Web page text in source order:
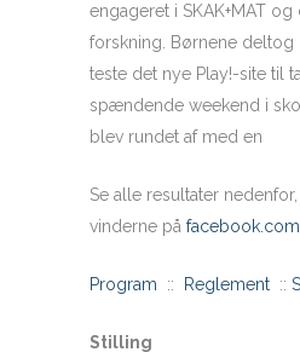
engageret i SKAK+MAT
forskning. Børnene deltog
teste det nye Play!-site til
spændende weekend i
blev rundet af med en
Se alle resultater
vinderne på
Program :: Reglement ::
Stilling